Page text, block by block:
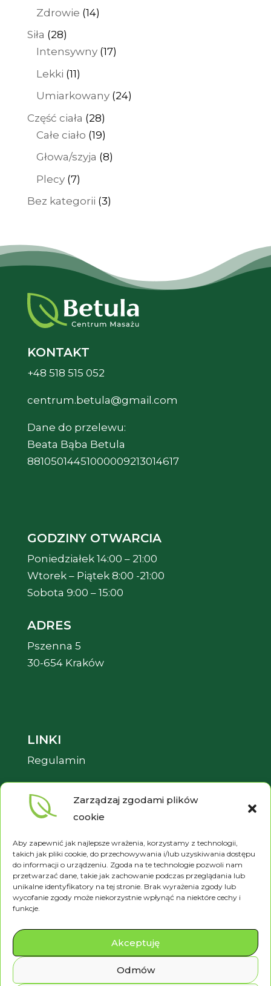
Zarządzaj zgodami plików
cookie
Aby zapewnić jak najlepsze wrażenia, korzystamy z technologii,
takich jak pliki cookie, do przechowywania i/lub uzyskiwania dostępu
do informacji o urządzeniu. Zgoda na te technologie pozwoli nam
przetwarzać dane, takie jak zachowanie podczas przeglądania lub
unikalne identyfikatory na tej stronie. Brak wyrażenia zgody lub
wycofanie zgody może niekorzystnie wpłynąć na niektóre cechy i
funkcje.
Akceptuję
Odmów
produktów
Zdrowie 1414
Siła 2828
produktów
Intensywny 1717
Lekki 1111
produktów
Umiarkowany 2424
Część ciała 2828
produktów
Całe ciało 1919
produktów
Głowa/szyja 88
Plecy 77
produktów
Bez kategorii 33
KONTAKT
+48 518 515 052
centrum.betula@gmail.com
Dane do przelewu:
Beata Bąba Betula
88105014451000009213014617
GODZINY OTWARCIA
Poniedziałek 14:00 – 21:00
Wtorek – Piątek 8:00 -21:00
Sobota 9:00 – 15:00
ADRES
Pszenna 5
30-654 Kraków
LINKI
Regulamin
Polityka prywatności
Gabinet Centrum Masażu Betula uzyskał Subwencję